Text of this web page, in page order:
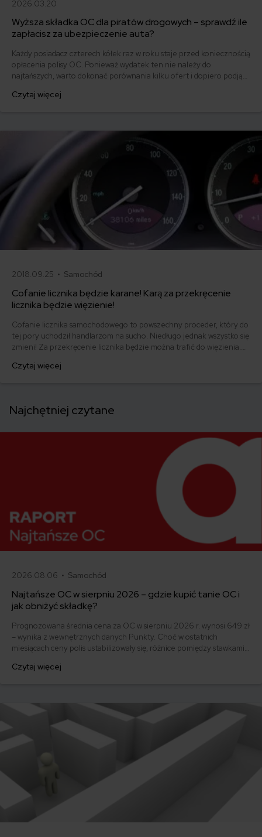
2026.03.20
Wyższa składka OC dla piratów drogowych – sprawdź ile
zapłacisz za ubezpieczenie auta?
Każdy posiadacz czterech kółek raz w roku staje przed koniecznością
opłacenia polisy OC. Ponieważ wydatek ten nie należy do
najtańszych, warto dokonać porównania kilku ofert i dopiero podjąć
przepisy, które pozwolą towarzystwom ubezpieczeniowym
Czytaj więcej
2018.09.25 • Samochód
Cofanie licznika będzie karane! Karą za przekręcenie
licznika będzie więzienie!
Cofanie licznika samochodowego to powszechny proceder, który do
tej pory uchodził handlarzom na sucho. Niedługo jednak wszystko się
zmieni! Za przekręcenie licznika będzie można trafić do więzienia.
oszukańczej praktyki przekręcania liczników w używanych autach.
Czytaj więcej
Najchętniej czytane
2026.08.06 • Samochód
Najtańsze OC w sierpniu 2026 – gdzie kupić tanie OC i
jak obniżyć składkę?
Prognozowana średnia cena za OC w sierpniu 2026 r. wynosi 649 zł
– wynika z wewnętrznych danych Punkty. Choć w ostatnich
miesiącach ceny polis ustabilizowały się, różnice pomiędzy stawkami
500 zł, inni – powyżej 1500 zł. Gdzie znaleźć najtańsze OC w Polsce
Czytaj więcej